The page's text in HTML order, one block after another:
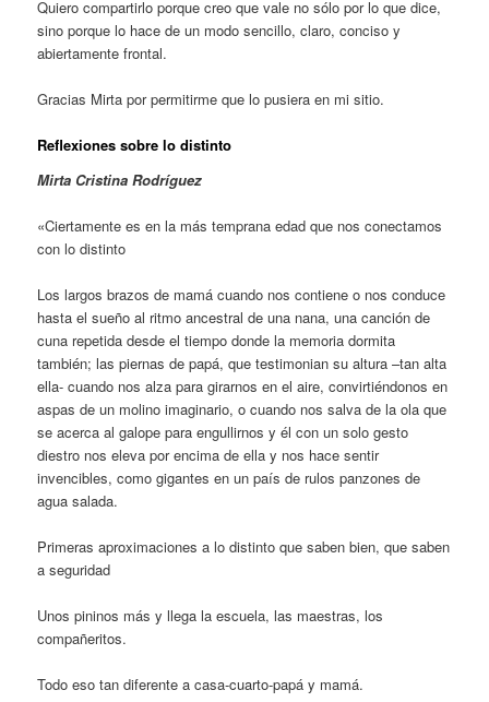
Quiero compartirlo porque creo que vale no sólo por lo que dice,
sino porque lo hace de un modo sencillo, claro, conciso y
abiertamente frontal.
Gracias Mirta por permitirme que lo pusiera en mi sitio.
Reflexiones sobre lo distinto
Mirta Cristina Rodríguez
«Ciertamente es en la más temprana edad que nos conectamos
con lo distinto
Los largos brazos de mamá cuando nos contiene o nos conduce
hasta el sueño al ritmo ancestral de una nana, una canción de
cuna repetida desde el tiempo donde la memoria dormita
también; las piernas de papá, que testimonian su altura –tan alta
ella- cuando nos alza para girarnos en el aire, convirtiéndonos en
aspas de un molino imaginario, o cuando nos salva de la ola que
se acerca al galope para engullirnos y él con un solo gesto
diestro nos eleva por encima de ella y nos hace sentir
invencibles, como gigantes en un país de rulos panzones de
agua salada.
Primeras aproximaciones a lo distinto que saben bien, que saben
a seguridad
Unos pininos más y llega la escuela, las maestras, los
compañeritos.
Todo eso tan diferente a casa-cuarto-papá y mamá.